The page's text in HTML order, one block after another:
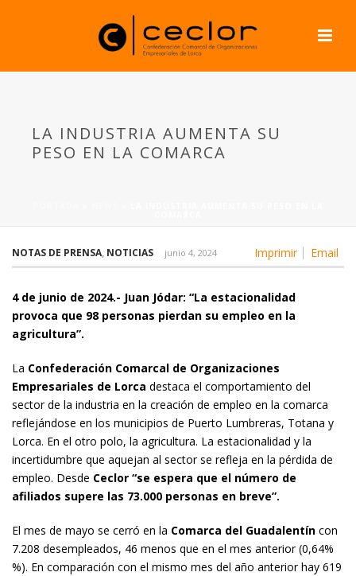
LA INDUSTRIA AUMENTA SU
PESO EN LA COMARCA
Imprimir Email
NOTAS DE PRENSA, NOTICIAS junio 4, 2024
4 de junio de 2024.- Juan Jódar: “La estacionalidad
provoca que 98 personas pierdan su empleo en la
agricultura”.
La Confederación Comarcal de Organizaciones
Empresariales de Lorca destaca el comportamiento del
sector de la industria en la creación de empleo en la comarca
reflejándose en los municipios de Puerto Lumbreras, Totana y
Lorca. En el otro polo, la agricultura. La estacionalidad y la
incertidumbre que aquejan al sector se refleja en la pérdida de
empleo. Desde Ceclor “se espera que el número de
afiliados supere las 73.000 personas en breve”.
El mes de mayo se cerró en la Comarca del Guadalentín con
7.208 desempleados, 46 menos que en el mes anterior (0,64%
%). En comparación con el mismo mes del año anterior hay 619